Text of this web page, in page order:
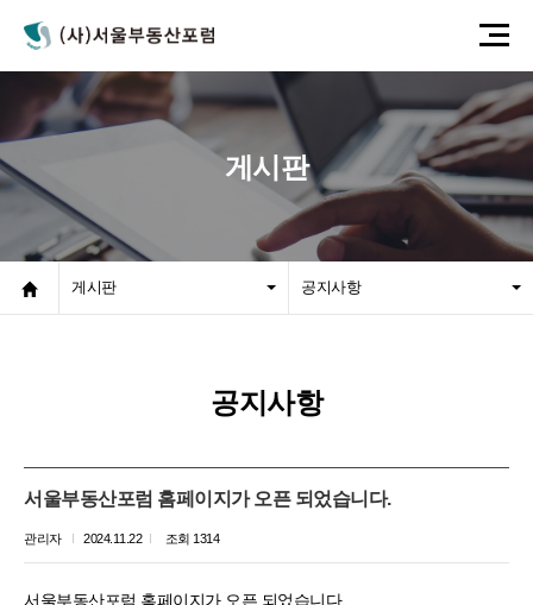
게시판
게시판 공지사항
공지사항
서울부동산포럼 홈페이지가 오픈 되었습니다.
관리자 2024.11.22 조회 1314
서울부동산포럼 홈페이지가 오픈 되었습니다.